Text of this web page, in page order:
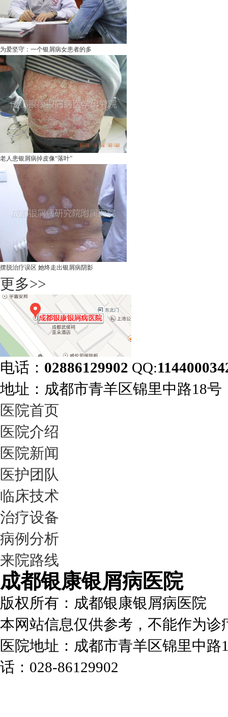
为爱坚守：一个银屑病女患者的多
老人患银屑病掉皮像“落叶”
摆脱治疗误区 她终走出银屑病阴影
更多>>
电话： 02886129902 QQ:
地址：成都市青羊区锦里中路18
医院首页
医院介绍
医院新闻
医护团队
临床技术
治疗设备
病例分析
来院路线
成都银康银屑病医院
版权所有：成都银康银屑病医院
本网站信息仅供参考，不能作为诊
医院地址：成都市青羊区锦里中
话：028-86129902